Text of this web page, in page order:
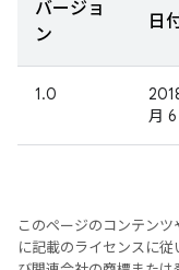
バージョ
ン
日
1.0
月
このページのコンテンツ
に記載のライセンスに